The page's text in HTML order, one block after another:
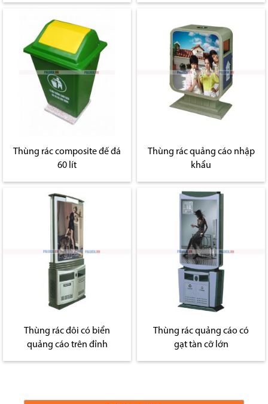
Thùng rác composite đế đá
60 lít
Thùng rác quảng cáo nhập
khẩu
Thùng rác đôi có biển
quảng cáo trên đỉnh
Thùng rác quảng cáo có
gạt tàn cỡ lớn